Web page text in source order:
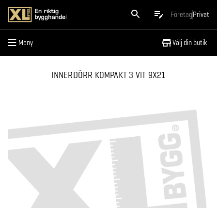
FöretagPrivat
Meny Välj din butik
Meny
INNERDÖRR KOMPAKT 3 VIT 9X21